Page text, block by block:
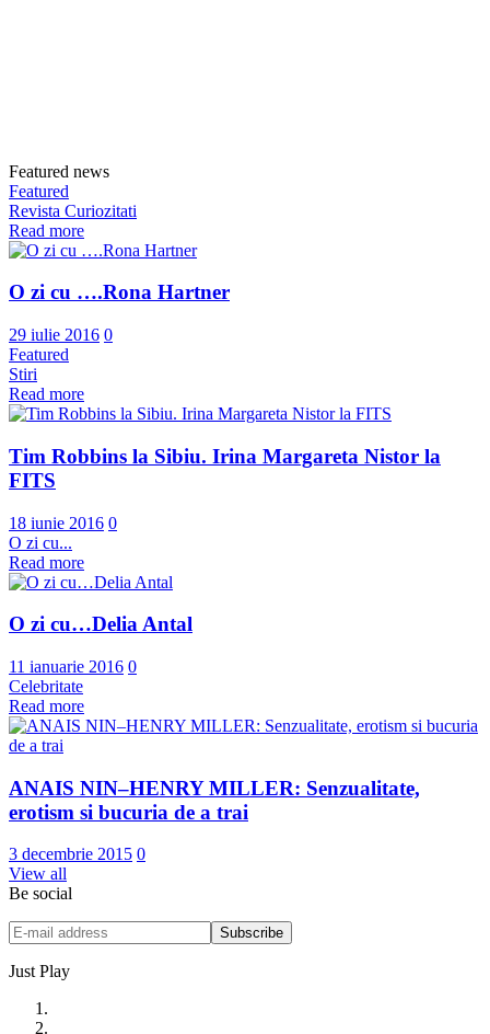
Featured news
Featured
Revista Curiozitati
Read more
O zi cu ….Rona Hartner
29 iulie 2016 0
Featured
Stiri
Read more
Tim Robbins la Sibiu. Irina Margareta Nistor la
FITS
18 iunie 2016 0
O zi cu...
Read more
O zi cu…Delia Antal
11 ianuarie 2016 0
Celebritate
Read more
ANAIS NIN–HENRY MILLER: Senzualitate,
erotism si bucuria de a trai
3 decembrie 2015 0
View all
Be social
Just Play